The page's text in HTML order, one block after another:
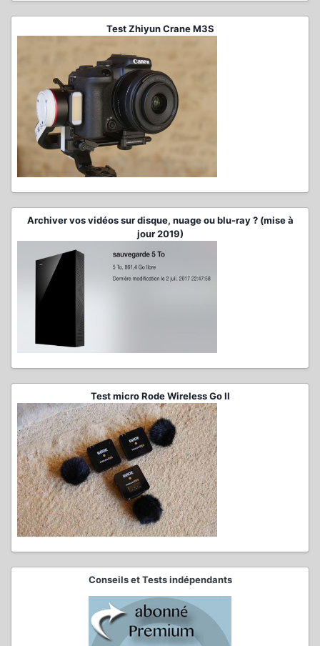
Test Zhiyun Crane M3S
Archiver vos vidéos sur disque, nuage ou blu-ray ? (mise à
jour 2019)
Test micro Rode Wireless Go II
Conseils et Tests indépendants